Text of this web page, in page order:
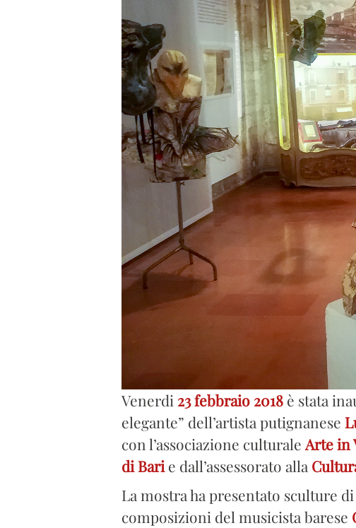
Venerdi 23 febbraio 2018 è stata
elegante” dell’artista putignanese
con l’associazione culturale Arte in
di Barie dall’assessorato alla
La mostra ha presentato sculture
composizioni del musicista barese